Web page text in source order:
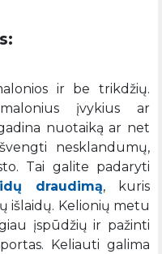
ir be trikdžių.
įvykius ar
nuotaiką ar net
nesklandumų,
Tai galite padaryti
draudimą, kuris
išlaidų. Kelionių metu
įspūdžių ir pažinti
Keliauti galima